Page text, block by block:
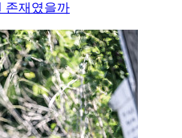
존재였을까